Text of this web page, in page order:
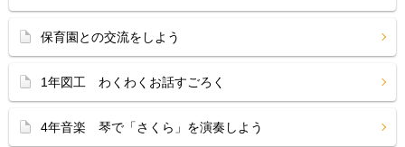
保育園との交流をしよう
1年図工 わくわくお話すごろく
4年音楽 琴で「さくら」を演奏しよう